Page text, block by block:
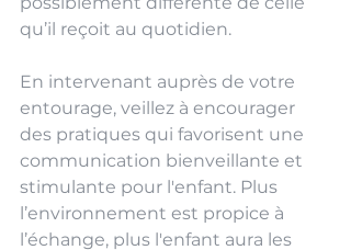
qu’il reçoit au quotidien.
En intervenant auprès de votre
entourage, veillez à encourager
des pratiques qui favorisent une
communication bienveillante et
stimulante pour l'enfant. Plus
l’environnement est propice à
l’échange, plus l'enfant aura les